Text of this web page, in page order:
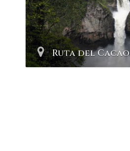
Ruta del Cacao